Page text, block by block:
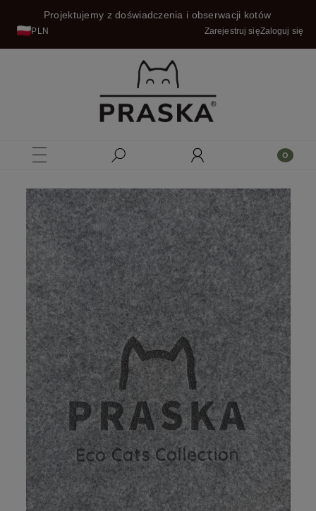
PLN
Projektujemy z doświadczenia i obserwacji kotów
Zarejestruj sięZaloguj się